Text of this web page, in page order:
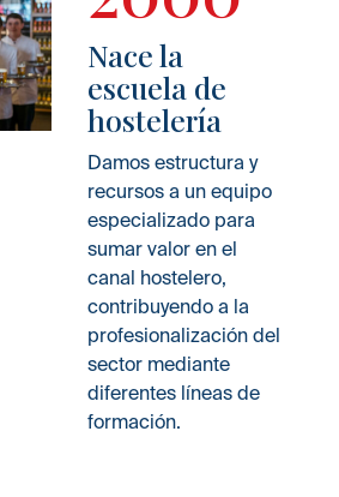
Nace la
escuela de
hostelería
Damos estructura y
recursos a un equipo
especializado para
sumar valor en el
canal hostelero,
contribuyendo a la
profesionalización del
sector mediante
diferentes líneas de
formación.